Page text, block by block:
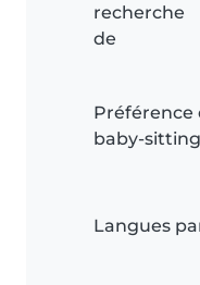
recherche
de
Préférence
baby-sitting
Langues